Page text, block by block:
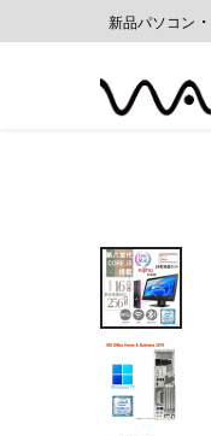
新品パソコン ・